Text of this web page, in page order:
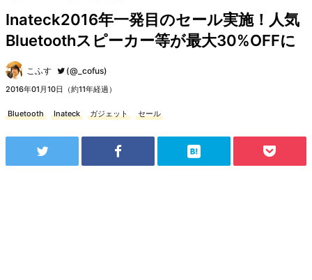
Inateck2016年一発目のセール実施！人気
Bluetoothスピーカー等が最大30%OFFに
こふす (@_cofus)
2016年01月10日（約11年経過）
Bluetooth Inateck ガジェット セール